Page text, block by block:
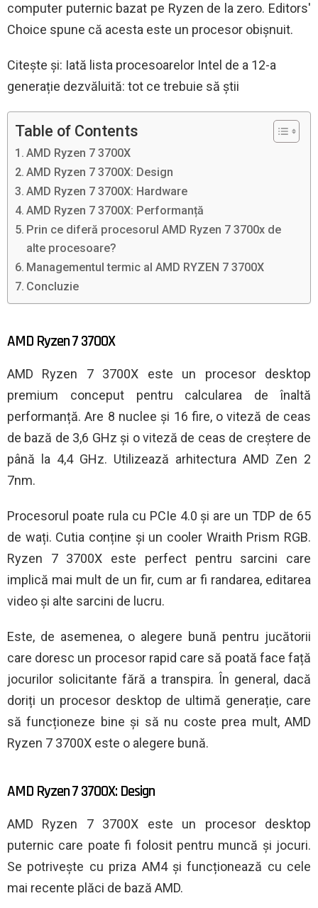
computer puternic bazat pe Ryzen de la zero. Editors'
Choice spune că acesta este un procesor obișnuit.
Citește și: Iată lista procesoarelor Intel de a 12-a
generație dezvăluită: tot ce trebuie să știi
Table of Contents
AMD Ryzen 7 3700X
AMD Ryzen 7 3700X: Design
AMD Ryzen 7 3700X: Hardware
AMD Ryzen 7 3700X: Performanță
Prin ce diferă procesorul AMD Ryzen 7 3700x de
alte procesoare?
Managementul termic al AMD RYZEN 7 3700X
Concluzie
AMD Ryzen 7 3700X
AMD Ryzen 7 3700X este un procesor desktop
premium conceput pentru calcularea de înaltă
performanță. Are 8 nuclee și 16 fire, o viteză de ceas
de bază de 3,6 GHz și o viteză de ceas de creștere de
până la 4,4 GHz. Utilizează arhitectura AMD Zen 2
7nm.
Procesorul poate rula cu PCIe 4.0 și are un TDP de 65
de wați. Cutia conține și un cooler Wraith Prism RGB.
Ryzen 7 3700X este perfect pentru sarcini care
implică mai mult de un fir, cum ar fi randarea, editarea
video și alte sarcini de lucru.
Este, de asemenea, o alegere bună pentru jucătorii
care doresc un procesor rapid care să poată face față
jocurilor solicitante fără a transpira. În general, dacă
doriți un procesor desktop de ultimă generație, care
să funcționeze bine și să nu coste prea mult, AMD
Ryzen 7 3700X este o alegere bună.
AMD Ryzen 7 3700X: Design
AMD Ryzen 7 3700X este un procesor desktop
puternic care poate fi folosit pentru muncă și jocuri.
Se potrivește cu priza AM4 și funcționează cu cele
mai recente plăci de bază AMD.